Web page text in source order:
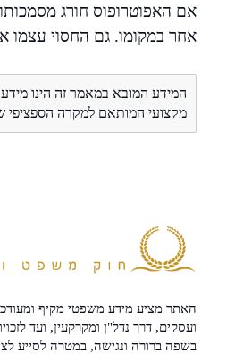
אם האפוטרופוס חורג
אחר במקומו. גם החסוי עצמו
המידע המובא במאמר זה הינו מידע
מקצועי המותאם למקרה הספציפי
האתר מציע מידע משפטי מקיף
ועסקים, דרך נדל"ן ומקרקעין, ועד
בשפה ברורה ונגישה, במטרה לסייע